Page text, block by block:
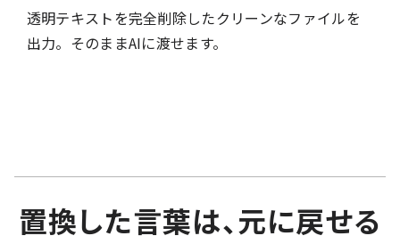
透明テキストを完全削除したクリーンなファイルを
出力。そのままAIに渡せます。
置換した言葉は、元に戻せる